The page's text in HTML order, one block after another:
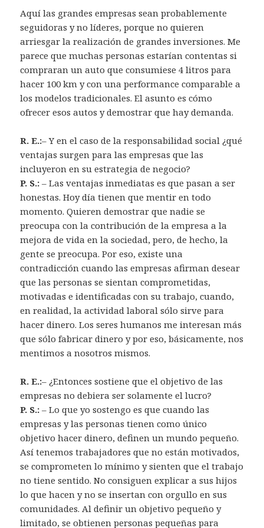
Aquí las grandes empresas sean probablemente
seguidoras y no líderes, porque no quieren
arriesgar la realización de grandes inversiones. Me
parece que muchas personas estarían contentas si
compraran un auto que consumiese 4 litros para
hacer 100 km y con una performance comparable a
los modelos tradicionales. El asunto es cómo
ofrecer esos autos y demostrar que hay demanda.
R. E.:– Y en el caso de la responsabilidad social ¿qué
ventajas surgen para las empresas que las
incluyeron en su estrategia de negocio?
P. S.: – Las ventajas inmediatas es que pasan a ser
honestas. Hoy día tienen que mentir en todo
momento. Quieren demostrar que nadie se
preocupa con la contribución de la empresa a la
mejora de vida en la sociedad, pero, de hecho, la
gente se preocupa. Por eso, existe una
contradicción cuando las empresas afirman desear
que las personas se sientan comprometidas,
motivadas e identificadas con su trabajo, cuando,
en realidad, la actividad laboral sólo sirve para
hacer dinero. Los seres humanos me interesan más
que sólo fabricar dinero y por eso, básicamente, nos
mentimos a nosotros mismos.
R. E.:– ¿Entonces sostiene que el objetivo de las
empresas no debiera ser solamente el lucro?
P. S.: – Lo que yo sostengo es que cuando las
empresas y las personas tienen como único
objetivo hacer dinero, definen un mundo pequeño.
Así tenemos trabajadores que no están motivados,
se comprometen lo mínimo y sienten que el trabajo
no tiene sentido. No consiguen explicar a sus hijos
lo que hacen y no se insertan con orgullo en sus
comunidades. Al definir un objetivo pequeño y
limitado, se obtienen personas pequeñas para